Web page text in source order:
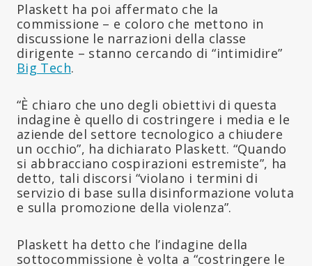
Plaskett ha poi affermato che la
commissione – e coloro che mettono in
discussione le narrazioni della classe
dirigente – stanno cercando di “intimidire”
Big Tech.
“È chiaro che uno degli obiettivi di questa
indagine è quello di costringere i media e le
aziende del settore tecnologico a chiudere
un occhio”, ha dichiarato Plaskett. “Quando
si abbracciano cospirazioni estremiste”, ha
detto, tali discorsi “violano i termini di
servizio di base sulla disinformazione voluta
e sulla promozione della violenza”.
Plaskett ha detto che l’indagine della
sottocommissione è volta a “costringere le